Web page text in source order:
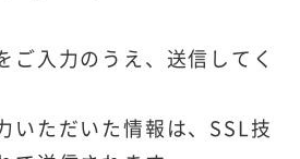
ご入力のうえ、送信してく
いただいた情報は、SSL技